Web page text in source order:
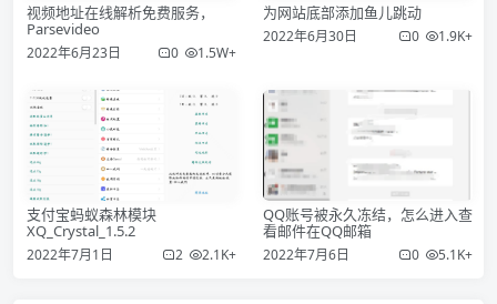
视频地址在线解析免费服务，
Parsevideo
2022年6月23日 0 1.5W+
为网站底部添加鱼儿跳动
2022年6月30日 0 1.9K+
支付宝蚂蚁森林模块
XQ_Crystal_1.5.2
2022年7月1日 2 2.1K+
QQ账号被永久冻结，怎么进入查
看邮件在QQ邮箱
2022年7月6日 0 5.1K+